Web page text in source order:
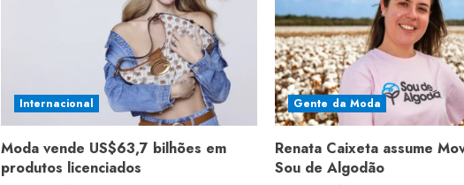
Internacional
Moda vende US$63,7 bilhões em
produtos licenciados
Gente da Moda
Renata Caixeta assume
Sou de Algodão